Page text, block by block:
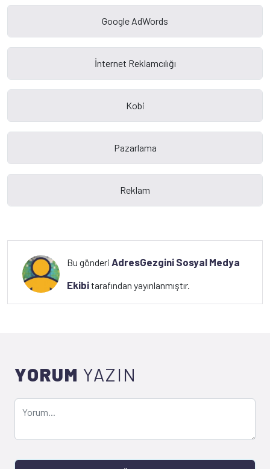
Bu gönderiAdresGezgini Sosyal Medya
Ekibitarafından yayınlanmıştır.
YORUM YAZIN